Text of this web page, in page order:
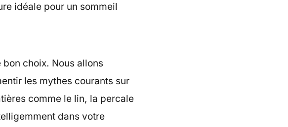
idéale pour un sommeil
choix. Nous allons
les mythes courants sur
comme le lin, la percale
dans votre